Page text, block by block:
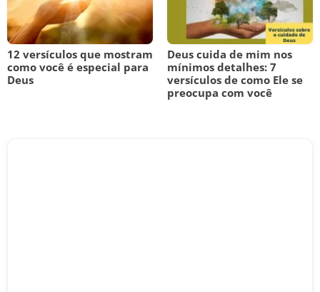
12 versículos que mostram
como você é especial para
Deus
Deus cuida de mim nos
mínimos detalhes: 7
versículos de como Ele se
preocupa com você